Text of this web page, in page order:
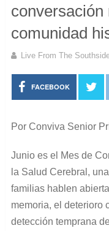
conversación
comunidad
Live From The
FACEBOOK
Por Conviva Senior
Junio es el Mes de
la Salud Cerebral,
familias hablen
memoria, el deterioro
detección temprana